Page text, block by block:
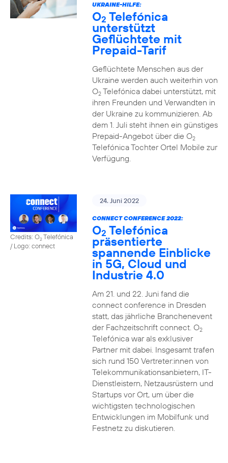
UKRAINE-HILFE:
O2 Telefónica
unterstützt
Geflüchtete mit
Prepaid-Tarif
Geflüchtete Menschen aus der
Ukraine werden auch weiterhin von
O2Telefónica dabei unterstützt, mit
ihren Freunden und Verwandten in
der Ukraine zu kommunizieren. Ab
dem 1. Juli steht ihnen ein günstiges
Prepaid-Angebot über die O2
Telefónica Tochter Ortel Mobile zur
Verfügung.
Credits: O2Telefónica
/ Logo: connect
24. Juni 2022
CONNECT CONFERENCE 2022:
O2 Telefónica
präsentierte
spannende Einblicke
in 5G, Cloud und
Industrie 4.0
Am 21. und 22. Juni fand die
connect conference in Dresden
statt, das jährliche Branchenevent
der Fachzeitschrift connect. O2
Telefónica war als exklusiver
Partner mit dabei. Insgesamt trafen
sich rund 150 Vertreter:innen von
Telekommunikationsanbietern, IT-
Dienstleistern, Netzausrüstern und
Startups vor Ort, um über die
wichtigsten technologischen
Entwicklungen im Mobilfunk und
Festnetz zu diskutieren.